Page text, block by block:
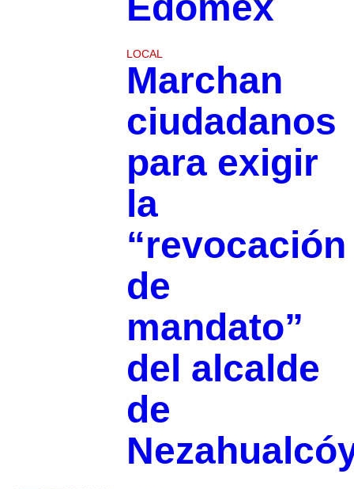
LOCAL
Marchan
ciudadanos
para exigir
la
“revocación
de
mandato”
del alcalde
de